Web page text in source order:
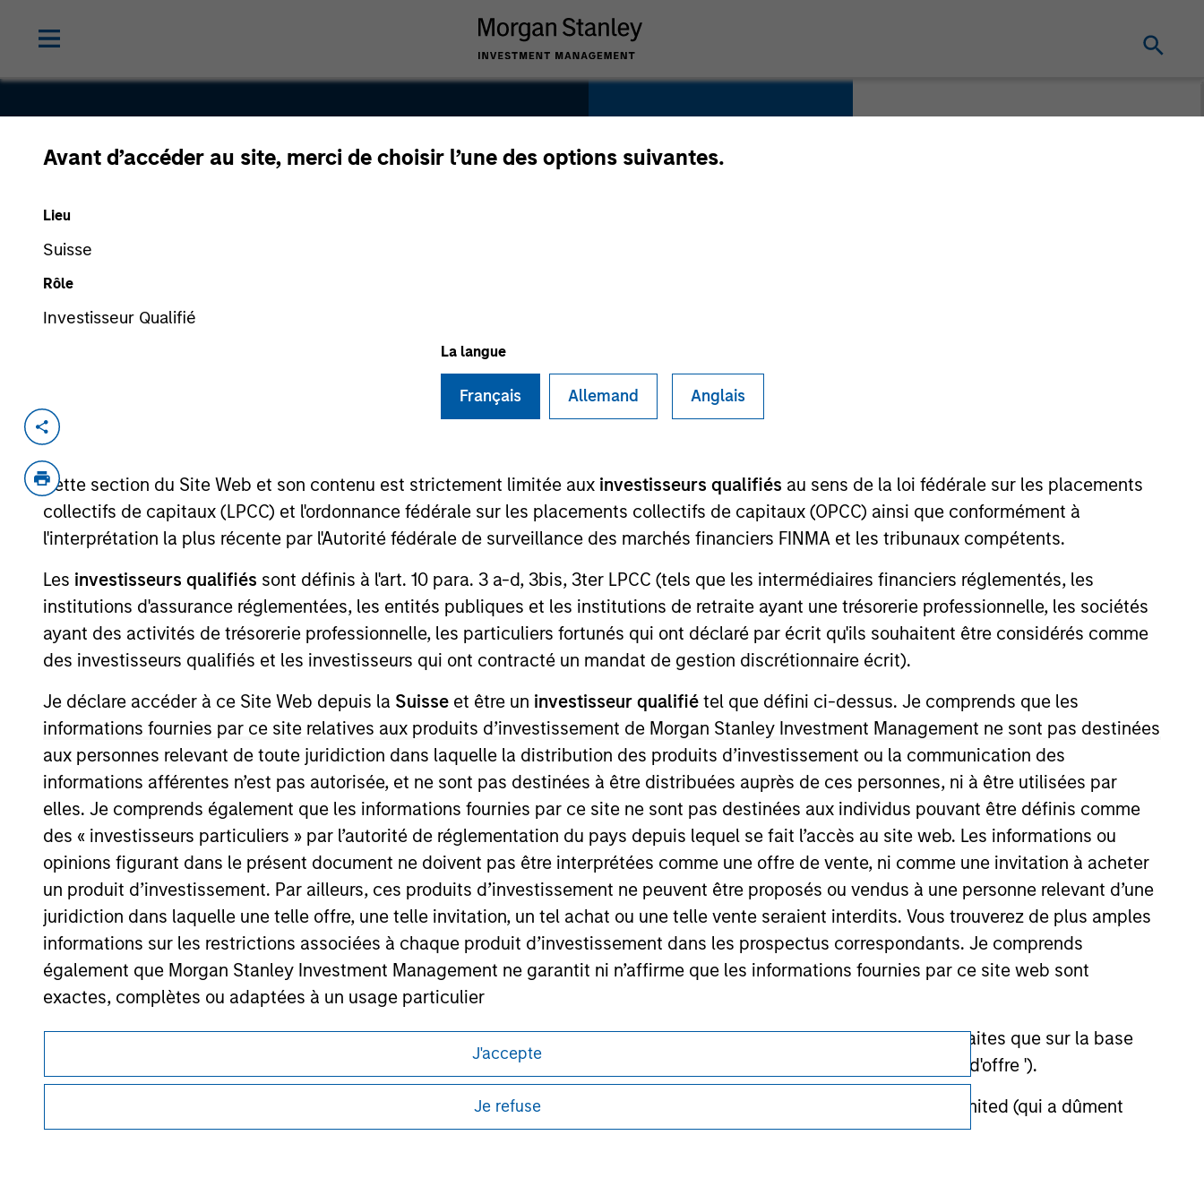
Avant d’accéder au site, merci de choisir l’une des options suivantes.
Lieu
Suisse
Rôle
Investisseur Qualifié
La langue
Français Allemand Anglais
Cette section du Site Web et son contenu est strictement limitée aux investisseurs qualifiés au sens de la loi fédérale sur les placements
collectifs de capitaux (LPCC) et l'ordonnance fédérale sur les placements collectifs de capitaux (OPCC) ainsi que conformément à
l'interprétation la plus récente par l'Autorité fédérale de surveillance des marchés financiers FINMA et les tribunaux compétents.
Les investisseurs qualifiés sont définis à l'art. 10 para. 3 a-d, 3bis, 3ter LPCC (tels que les intermédiaires financiers réglementés, les
institutions d'assurance réglementées, les entités publiques et les institutions de retraite ayant une trésorerie professionnelle, les sociétés
ayant des activités de trésorerie professionnelle, les particuliers fortunés qui ont déclaré par écrit qu'ils souhaitent être considérés comme
des investisseurs qualifiés et les investisseurs qui ont contracté un mandat de gestion discrétionnaire écrit).
Je déclare accéder à ce Site Web depuis la Suisse et être un investisseur qualifié tel que défini ci-dessus. Je comprends que les
informations fournies par ce site relatives aux produits d’investissement de Morgan Stanley Investment Management ne sont pas destinées
aux personnes relevant de toute juridiction dans laquelle la distribution des produits d’investissement ou la communication des
informations afférentes n’est pas autorisée, et ne sont pas destinées à être distribuées auprès de ces personnes, ni à être utilisées par
elles. Je comprends également que les informations fournies par ce site ne sont pas destinées aux individus pouvant être définis comme
des « investisseurs particuliers » par l’autorité de réglementation du pays depuis lequel se fait l’accès au site web. Les informations ou
opinions figurant dans le présent document ne doivent pas être interprétées comme une offre de vente, ni comme une invitation à acheter
un produit d’investissement. Par ailleurs, ces produits d’investissement ne peuvent être proposés ou vendus à une personne relevant d’une
juridiction dans laquelle une telle offre, une telle invitation, un tel achat ou une telle vente seraient interdits. Vous trouverez de plus amples
informations sur les restrictions associées à chaque produit d’investissement dans les prospectus correspondants. Je comprends
également que Morgan Stanley Investment Management ne garantit ni n’affirme que les informations fournies par ce site web sont
exactes, complètes ou adaptées à un usage particulier
Les demandes de souscription d'actions de l'un des Compartiments mentionnés sur le Site Internet ne doivent être faites que sur la base
des informations contenues dans le Prospectus, le Rapport annuel et le Rapport semestriel respectifs (' Documents d'offre ').
Les informations présentées sur le site Web sont, à la connaissance de Morgan Stanley Investment Management Limited (qui a dûment
veillé à ce que ce soit le cas), conformes à la réalité et ne comportent aucune omission susceptible d'affecter la portée et l'exactitude des
J'accepte
Je refuse
Agorá
Transportation
Investment
Agorá Investimenti is the manager of airports in the Venice area, which is the third-largest
area in Italy after Rome and Milan.
As of August 21, 2025. The above is provided for informational and educational purposes only. There is no guarantee that the investment mentioned
resulted in positive performance (for realized holdings), or will perform well in the future (for current holdings). The trademarks and service marks
above are the property of their respective owners. The information on this website has not been authorized, sponsored, or otherwise approved by
such owners. By clicking on any links shown here, you agree that you are navigating to a third party site. We are providing these hyperlinks to you
only as a convenience and the inclusion of any hyperlink is not and does not imply any endorsement, approval, investigation, verification or
monitoring by us of any information contained in any hyperlinked site. In no event shall we be responsible for the information contained on the site
or your use of such site
Morgan Stanley
Morgan Stanley Careers
Les utilisateurs sont invités à prendre connaissance des conditions d’utilisation avant d’engager toute
procédure, car celles-ci mentionnent des restrictions légales et réglementaires applicables à la diffusion
des informations relatives aux produits d’investissement de Morgan Stanley Investment Management.
Confidentialité
Your Privacy Choices